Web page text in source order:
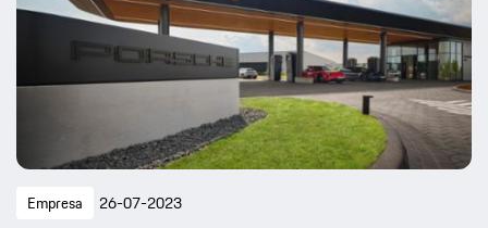
Empresa 26-07-2023